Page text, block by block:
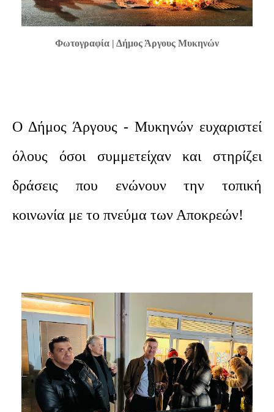
Φωτογραφία | Δήμος Άργους Μυκηνών
Ο Δήμος Άργους - Μυκηνών ευχαριστεί
όλους όσοι συμμετείχαν και στηρίζει
δράσεις που ενώνουν την τοπική
κοινωνία με το πνεύμα των Αποκρεών!